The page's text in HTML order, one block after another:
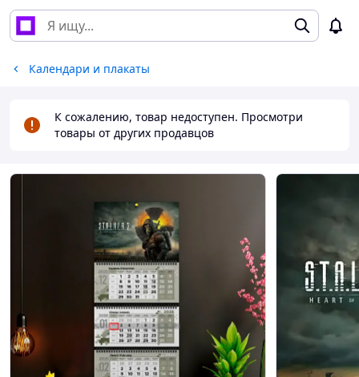
Календари и плакаты
К сожалению, товар недоступен. Просмотри
товары от других продавцов